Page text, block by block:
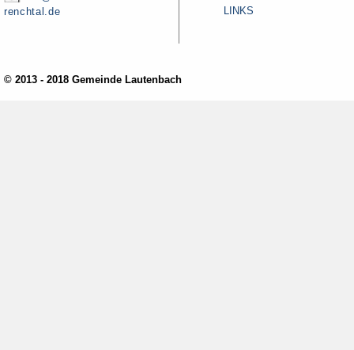
renchtal.de
LINKS
© 2013 - 2018 Gemeinde Lautenbach